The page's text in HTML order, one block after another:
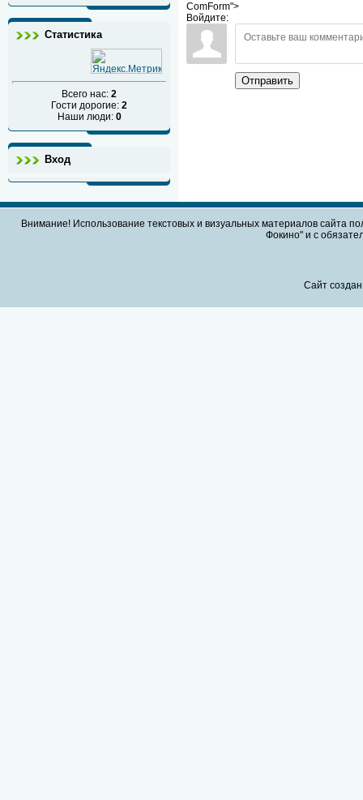
Статистика
Всего нас: 2
Гости дорогие: 2
Наши люди: 0
Вход
ComForm">
Войдите:
Отправить
Внимание! Использование текстовых и визуальных материалов сайта
Фокино" и с
Сайт